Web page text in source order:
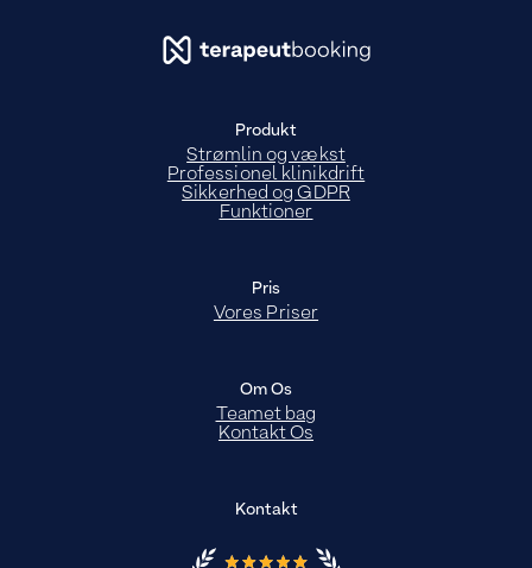
Produkt
Strømlin og vækst
Professionel klinikdrift
Sikkerhed og GDPR
Funktioner
Pris
Vores Priser
Om Os
Teamet bag
Kontakt Os
Kontakt